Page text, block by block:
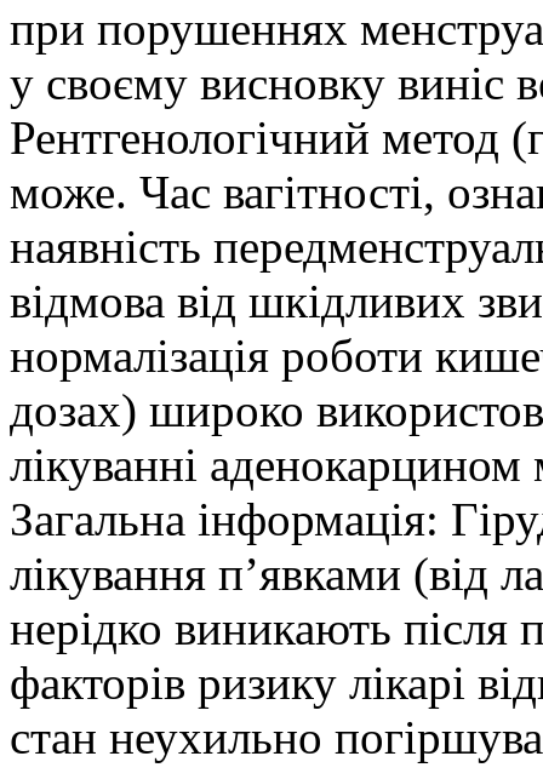
при порушеннях
у своєму висновку виніс
Рентгенологічний метод
може. Час вагітності,
наявність
відмова від шкідливих
нормалізація роботи
дозах) широко
лікуванні аденокарцином
Загальна інформація:
лікування п’явками (від
нерідко виникають
факторів ризику лікарі
стан неухильно